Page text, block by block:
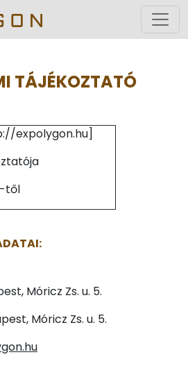
TÁJÉKOZTATÓ
expolygon.hu]
től
Móricz Zs. u. 5.
Móricz Zs. u. 5.